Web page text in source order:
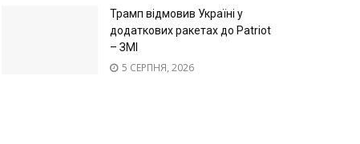
Трамп відмовив Україні у
додаткових ракетах до Patriot
– ЗМІ
5 СЕРПНЯ, 2026